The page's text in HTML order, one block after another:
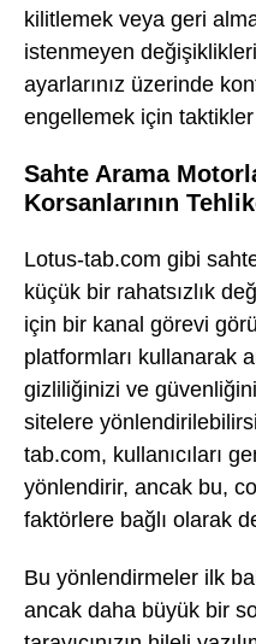
kilitlemek veya geri
istenmeyen
ayarlarınız üzerinde
engellemek için taktikler
Sahte Arama
Korsanlarının
Lotus-tab.com gibi
küçük bir rahatsızlık
için bir kanal görevi
platformları kullanarak
gizliliğinizi ve
sitelere
tab.com, kullanıcıları
yönlendirir, ancak bu,
faktörlere bağlı olarak
Bu yönlendirmeler ilk
ancak daha büyük bir